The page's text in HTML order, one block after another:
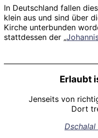
In Deutschland fallen
klein aus und sind über
Kirche unterbunden
stattdessen der „
Erlaubt
Jenseits von
Dort